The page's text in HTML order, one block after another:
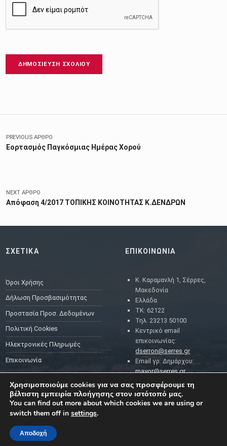
Πλοήγηση άρθρων
PREVIOUS ΆΡΘΡΟ
Εορτασμός Παγκόσμιας Ημέρας Χορού
NEXT ΆΡΘΡΟ
Απόφαση 4/2017 ΤΟΠΙΚΗΣ ΚΟΙΝΟΤΗΤΑΣ Κ.ΔΕΝΔΡΩΝ
ΣΧΕΤΙΚΑ
Όροι Χρήσης
Δήλωση Προσβασιμότητας
Προστασία Προσ. Δεδομένων
Πολιτική Cookies
Ηλεκτρονικές Πληρωμές
Επικοινωνία
ΕΠΙΚΟΙΝΩΝΙΑ
Κ. Καραμανλή 1, Σέρρες,
Μακεδονία
Ελλάδα
ΤΚ: 62122
Τηλ. 23213 50100
Κεντρικό email
επικοινωνίας:
dserron@serres.gr
Email γρ. Δημάρχου:
mayor@serres.gr
Email DPO (Υπευθύνου
Προστασίας Δεδομένων):
dpo@serres.gr
ΡΟΗ ΕΙΔΗΣΕΩΝ
Χρησιμοποιούμε cookies για να σας προσφέρουμε τη
βέλτιστη εμπειρία πλοήγησης στον ιστότοπό μας.
You can find out more about which cookies we are using or
switch them off in settings.
Αποδοχή